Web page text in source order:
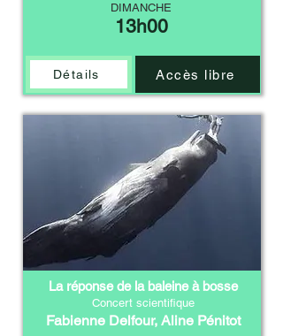
DIMANCHE
13h00
Détails Accès libre
La réponse de la baleine à bosse
Concert scientifique
Fabienne Delfour, Aline Pénitot